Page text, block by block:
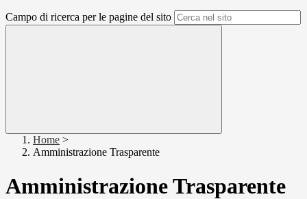
Campo di ricerca per le pagine del sito
Home >
Amministrazione Trasparente
Amministrazione Trasparente